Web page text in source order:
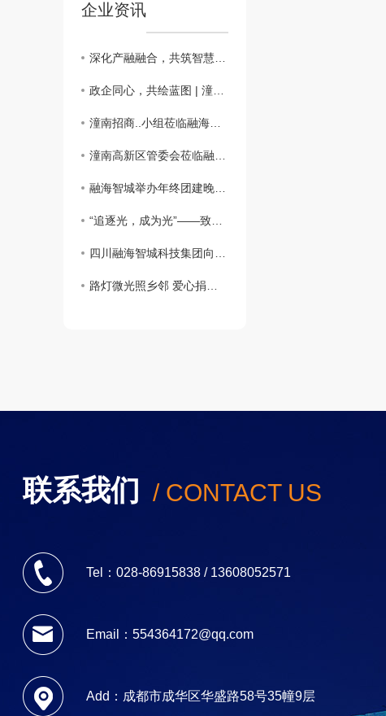
企业资讯
深化产融融合，共筑智慧建造新未来
政企同心，共绘蓝图 | 潼南区调研组莅临融海智城，肯定成绩并助力新发展
潼南招商..小组莅临融海智城科技集团考察交流 ¦共探智慧城市合作新机遇
潼南高新区管委会莅临融海智城科技集团生产基地 共探政企合作新路径
融海智城举办年终团建晚宴 凝心聚力共启新年新篇
“追逐光，成为光”——致公党迎春联谊会宣传融海智城公司捐赠太阳能路灯的善举
四川融海智城科技集团向叙永县麻城镇寨和村捐赠太阳能路灯 照亮乡村振兴路
路灯微光照乡邻 爱心捐赠护平安 —— 融海智城科技集团暖心路灯捐赠，陈伟会长代表受助群体致谢
联系我们 / CONTACT US
Tel：028-86915838 / 13608052571
Email：554364172@qq.com
Add：成都市成华区华盛路58号35幢9层